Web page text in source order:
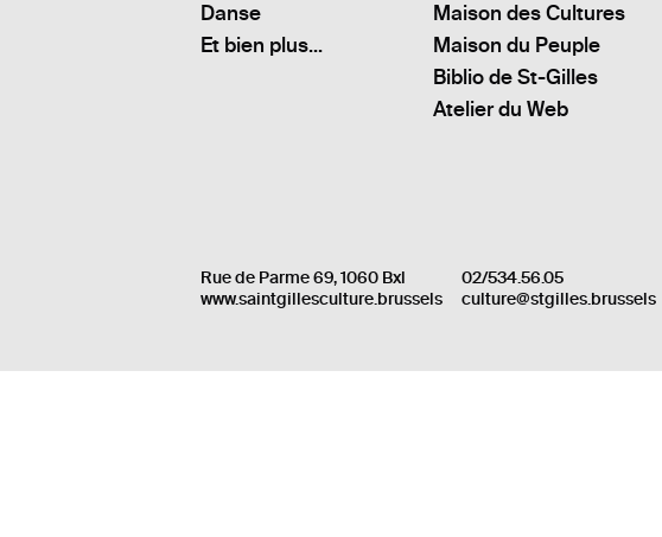
Danse
Et bien plus...
Maison des Cultures
Maison du Peuple
Biblio de St-Gilles
Atelier du Web
Rue de Parme 69, 1060 Bxl
www.saintgillesculture.brussels
02/534.56.05
culture@stgilles.brussels